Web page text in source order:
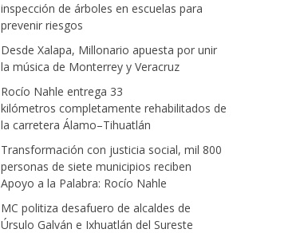
inspección de árboles en escuelas para
prevenir riesgos
Desde Xalapa, Millonario apuesta por unir
la música de Monterrey y Veracruz
Rocío Nahle entrega 33
kilómetros completamente rehabilitados de
la carretera Álamo–Tihuatlán
Transformación con justicia social, mil 800
personas de siete municipios reciben
Apoyo a la Palabra: Rocío Nahle
MC politiza desafuero de alcaldes de
Úrsulo Galván e Ixhuatlán del Sureste